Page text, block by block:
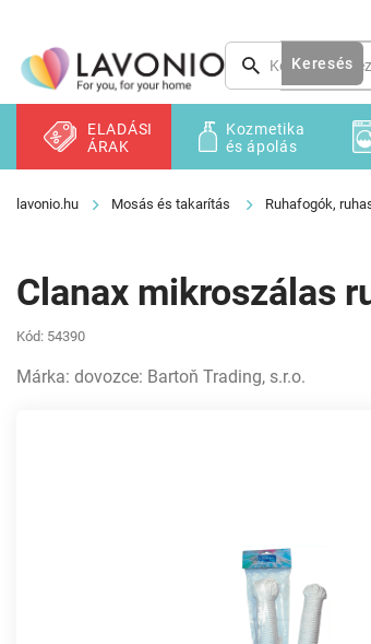
tartalomhoz
Keresés
ELADÁSI
ÁRAK
Kozmetika
és ápolás
Mosás és takarítás Ruhafogók,
Clanax mikroszálas
Kód: 54390
Márka: dovozce: Bartoň Trading, s.r.o.